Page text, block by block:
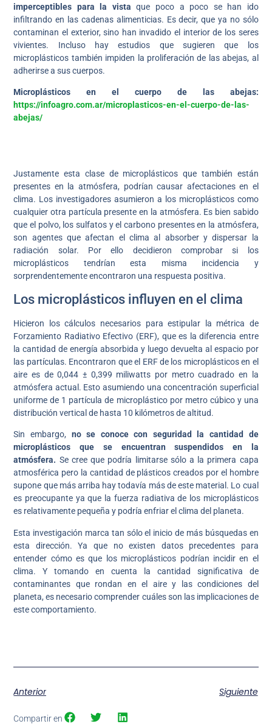
imperceptibles para la vista que poco a poco se han ido
infiltrando en las cadenas alimenticias. Es decir, que ya no sólo
contaminan el exterior, sino han invadido el interior de los seres
vivientes. Incluso hay estudios que sugieren que los
microplásticos también impiden la proliferación de las abejas, al
adherirse a sus cuerpos.
Microplásticos en el cuerpo de las abejas:
https://infoagro.com.ar/microplasticos-en-el-cuerpo-de-las-
abejas/
Justamente esta clase de microplásticos que también están
presentes en la atmósfera, podrían causar afectaciones en el
clima. Los investigadores asumieron a los microplásticos como
cualquier otra partícula presente en la atmósfera. Es bien sabido
que el polvo, los sulfatos y el carbono presentes en la atmósfera,
son agentes que afectan el clima al absorber y dispersar la
radiación solar. Por ello decidieron comprobar si los
microplásticos tendrían esta misma incidencia y
sorprendentemente encontraron una respuesta positiva.
Los microplásticos influyen en el clima
Hicieron los cálculos necesarios para estipular la métrica de
Forzamiento Radiativo Efectivo (ERF), que es la diferencia entre
la cantidad de energía absorbida y luego devuelta al espacio por
las partículas. Encontraron que el ERF de los microplásticos en el
aire es de 0,044 ± 0,399 miliwatts por metro cuadrado en la
atmósfera actual. Esto asumiendo una concentración superficial
uniforme de 1 partícula de microplástico por metro cúbico y una
distribución vertical de hasta 10 kilómetros de altitud.
Sin embargo, no se conoce con seguridad la cantidad de
microplásticos que se encuentran suspendidos en la
atmósfera. Se cree que podría limitarse sólo a la primera capa
atmosférica pero la cantidad de plásticos creados por el hombre
supone que más arriba hay todavía más de este material. Lo cual
es preocupante ya que la fuerza radiativa de los microplásticos
es relativamente pequeña y podría enfriar el clima del planeta.
Esta investigación marca tan sólo el inicio de más búsquedas en
esta dirección. Ya que no existen datos precedentes para
entender cómo es que los microplásticos podrían incidir en el
clima. Y tomando en cuenta la cantidad significativa de
contaminantes que rondan en el aire y las condiciones del
planeta, es necesario comprender cuáles son las implicaciones de
este comportamiento.
Anterior Siguiente
Compartir en